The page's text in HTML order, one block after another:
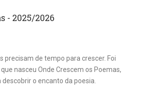
- 2025/2026
precisam de tempo para crescer. Foi
nasceu Onde Crescem os Poemas,
o encanto da poesia.